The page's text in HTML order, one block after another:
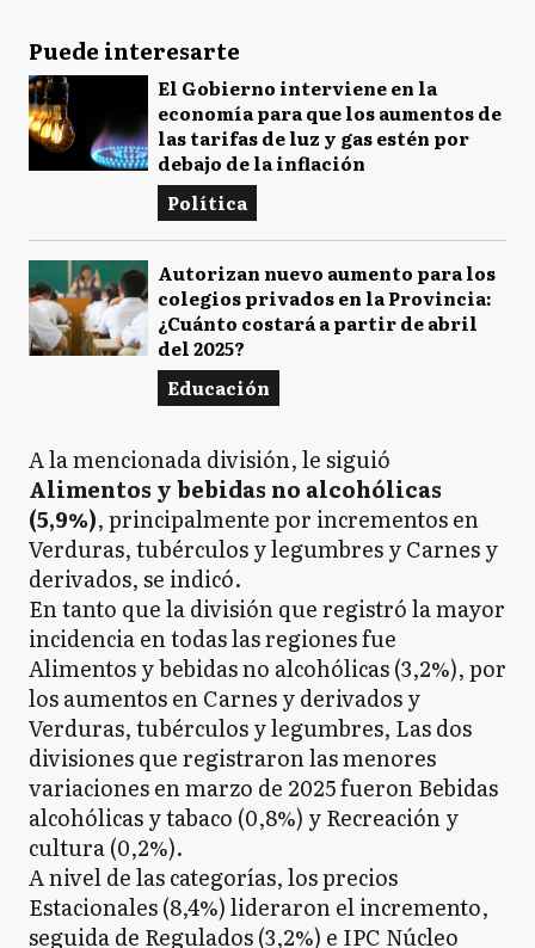
Puede interesarte
El Gobierno interviene en la
economía para que los aumentos de
las tarifas de luz y gas estén por
debajo de la inflación
Política
Autorizan nuevo aumento para los
colegios privados en la Provincia:
¿Cuánto costará a partir de abril
del 2025?
Educación
A la mencionada división, le siguió
Alimentos y bebidas no alcohólicas
(5,9%), principalmente por incrementos en
Verduras, tubérculos y legumbres y Carnes y
derivados, se indicó.
En tanto que la división que registró la mayor
incidencia en todas las regiones fue
Alimentos y bebidas no alcohólicas (3,2%), por
los aumentos en Carnes y derivados y
Verduras, tubérculos y legumbres, Las dos
divisiones que registraron las menores
variaciones en marzo de 2025 fueron Bebidas
alcohólicas y tabaco (0,8%) y Recreación y
cultura (0,2%).
A nivel de las categorías, los precios
Estacionales (8,4%) lideraron el incremento,
seguida de Regulados (3,2%) e IPC Núcleo